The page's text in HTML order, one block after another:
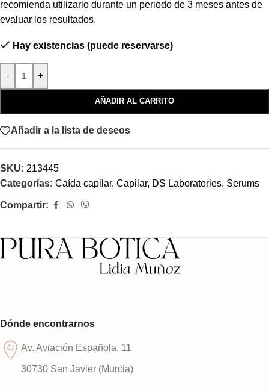
recomienda utilizarlo durante un periodo de 3 meses antes de
evaluar los resultados.
Hay existencias (puede reservarse)
- +
AÑADIR AL CARRITO
Añadir a la lista de deseos
SKU: 213445
Categorías: Caída capilar, Capilar, DS Laboratories, Serums
Compartir:
Dónde encontrarnos
Av. Aviación Española, 11
30730 San Javier (Murcia)